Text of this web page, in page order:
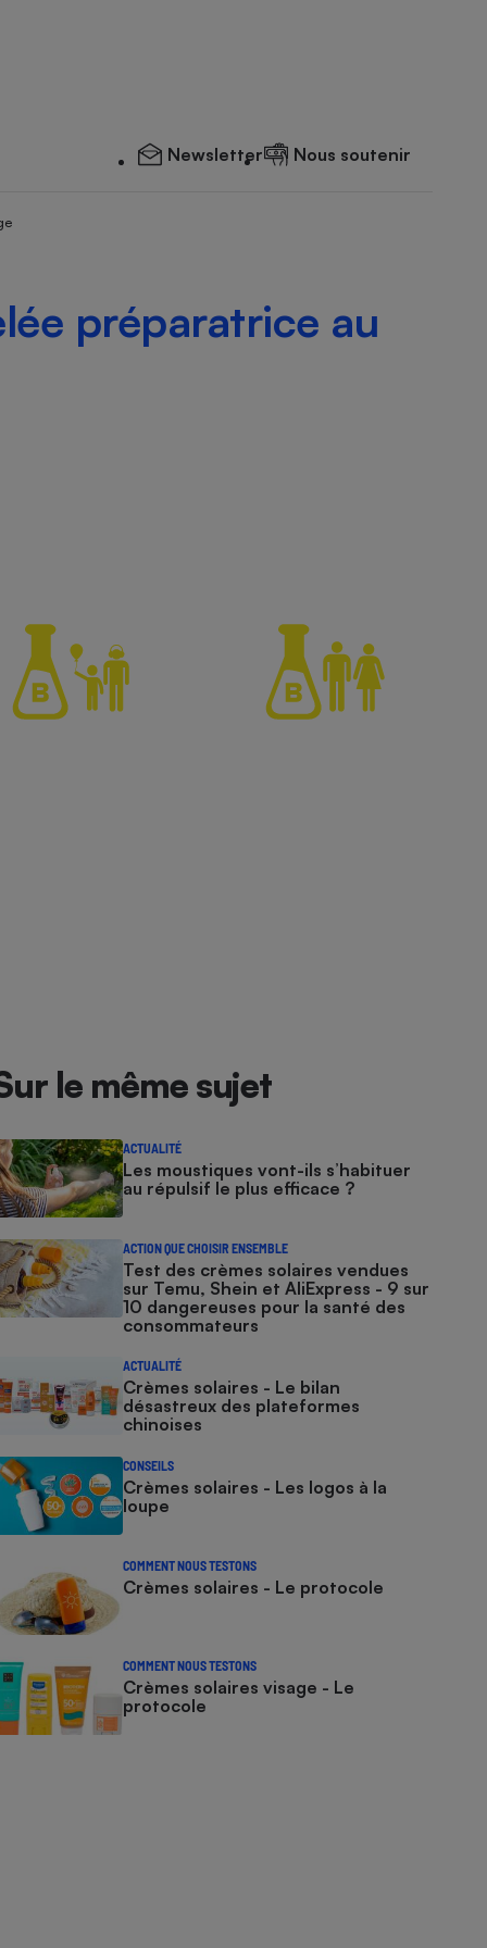
Newsletter Nous soutenir
préparatrice au
le même sujet
ACTUALITÉ
Les moustiques vont-ils s’habituer
au répulsif le plus efficace ?
ACTION QUE CHOISIR ENSEMBLE
Test des crèmes solaires vendues
sur Temu, Shein et AliExpress - 9 sur
10 dangereuses pour la santé des
consommateurs
ACTUALITÉ
Crèmes solaires - Le bilan
désastreux des plateformes
chinoises
CONSEILS
Crèmes solaires - Les logos à la
loupe
COMMENT NOUS TESTONS
Crèmes solaires - Le protocole
COMMENT NOUS TESTONS
Crèmes solaires visage - Le
protocole